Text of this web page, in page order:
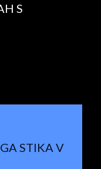
S
STIKA V